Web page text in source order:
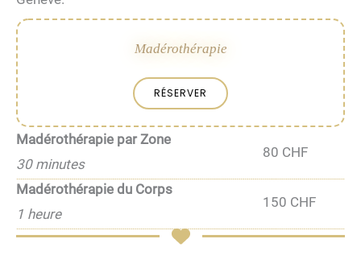
Madérothérapie
RÉSERVER
Madérothérapie par Zone
30 minutes
80 CHF
Madérothérapie du Corps
1 heure
150 CHF